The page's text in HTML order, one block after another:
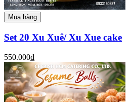
Mua hàng
Set 20 Xu Xuê/ Xu Xue cake
550.000₫